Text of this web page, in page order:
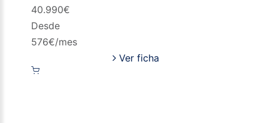
40.990€
Desde
576€/mes
Ver ficha